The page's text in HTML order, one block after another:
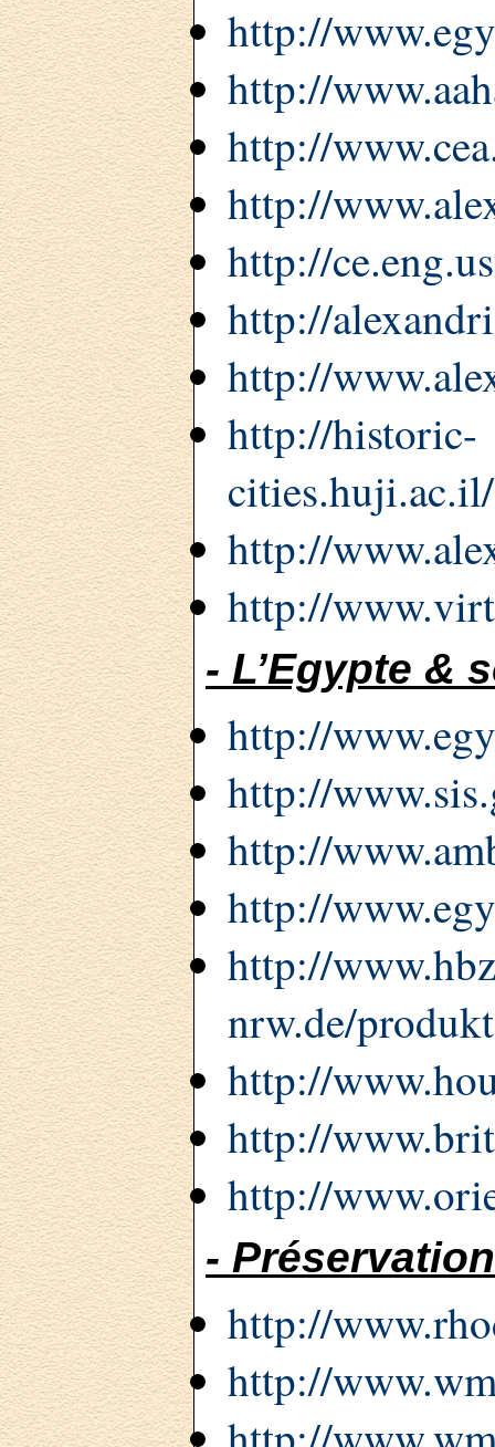
http://
http://
http://
http://
http://
http://
http://
http://historic-
http://
http://
- L’Egypte &
http://
http://
http://
http://
http://
nrw.de/
http://
http://
http://
-
http://
http://